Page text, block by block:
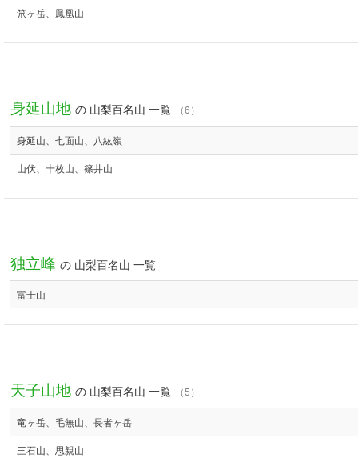
笊ヶ岳、鳳凰山
身延山地 の 山梨百名山 一覧 （6）
身延山、七面山、八紘嶺
山伏、十枚山、篠井山
独立峰 の 山梨百名山 一覧
富士山
天子山地 の 山梨百名山 一覧 （5）
竜ヶ岳、毛無山、長者ヶ岳
三石山、思親山